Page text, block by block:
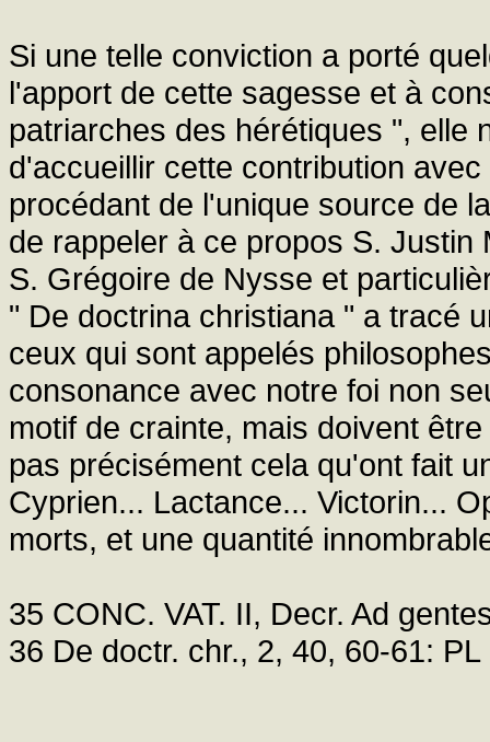
Si une telle conviction a porté
l'apport de cette sagesse et à
patriarches des hérétiques ", elle
d'accueillir cette contribution
procédant de l'unique source de
de rappeler à ce propos S.
S. Grégoire de Nysse et
" De doctrina christiana " a tracé
ceux qui sont appelés
consonance avec notre foi non
motif de crainte, mais doivent
pas précisément cela qu'ont fait
Cyprien... Lactance... Victorin...
morts, et une quantité
35 CONC. VAT. II, Decr. Ad
36 De doctr. chr., 2, 40, 60-61: PL